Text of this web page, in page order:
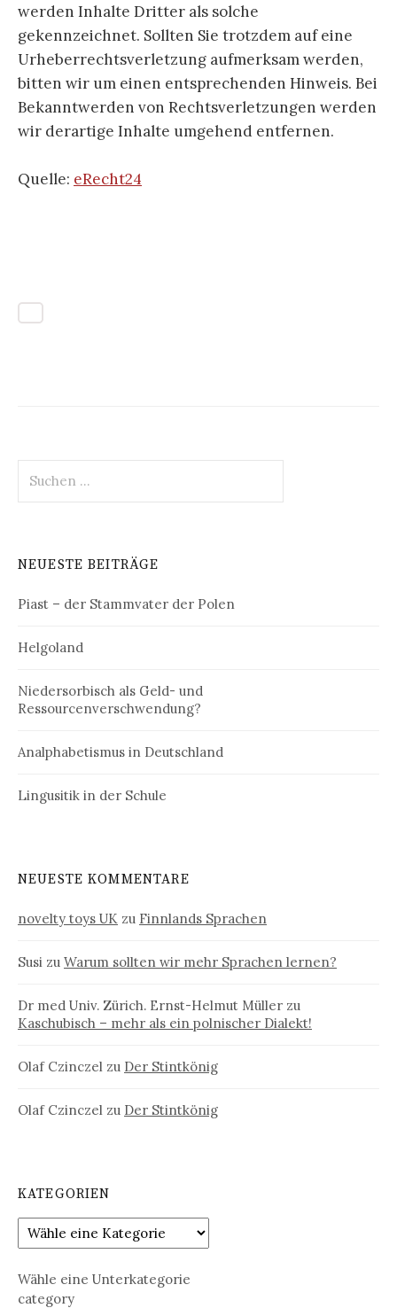
werden Inhalte Dritter als solche
gekennzeichnet. Sollten Sie trotzdem auf eine
Urheberrechtsverletzung aufmerksam werden,
bitten wir um einen entsprechenden Hinweis. Bei
Bekanntwerden von Rechtsverletzungen werden
wir derartige Inhalte umgehend entfernen.
Quelle: eRecht24
nach:
NEUESTE BEITRÄGE
Piast – der Stammvater der Polen
Helgoland
Niedersorbisch als Geld- und
Ressourcenverschwendung?
Analphabetismus in Deutschland
Lingusitik in der Schule
NEUESTE KOMMENTARE
novelty toys UK zu Finnlands Sprachen
Susi zu Warum sollten wir mehr Sprachen lernen?
Dr med Univ. Zürich. Ernst-Helmut Müller zu
Kaschubisch – mehr als ein polnischer Dialekt!
Olaf Czinczel zu Der Stintkönig
Olaf Czinczel zu Der Stintkönig
KATEGORIEN
Wähle eine Unterkategorie
category